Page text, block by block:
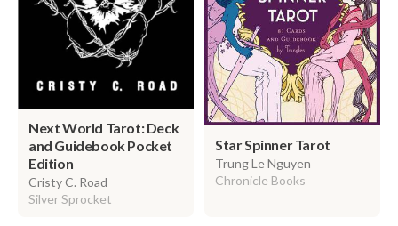
Next World Tarot: Deck
and Guidebook Pocket
Edition
Cristy C. Road
Silver Sprocket
Star Spinner Tarot
Trung Le Nguyen
Chronicle Books